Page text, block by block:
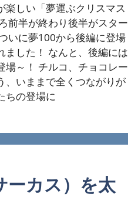
楽しい「夢運ぶクリスマス
前半が終わり後半がスター
いに夢100から後編に登場
ました！ なんと、後編には
場～！ チルコ、チョコレー
、いままで全くつながりが
ちの登場に
カス）を太